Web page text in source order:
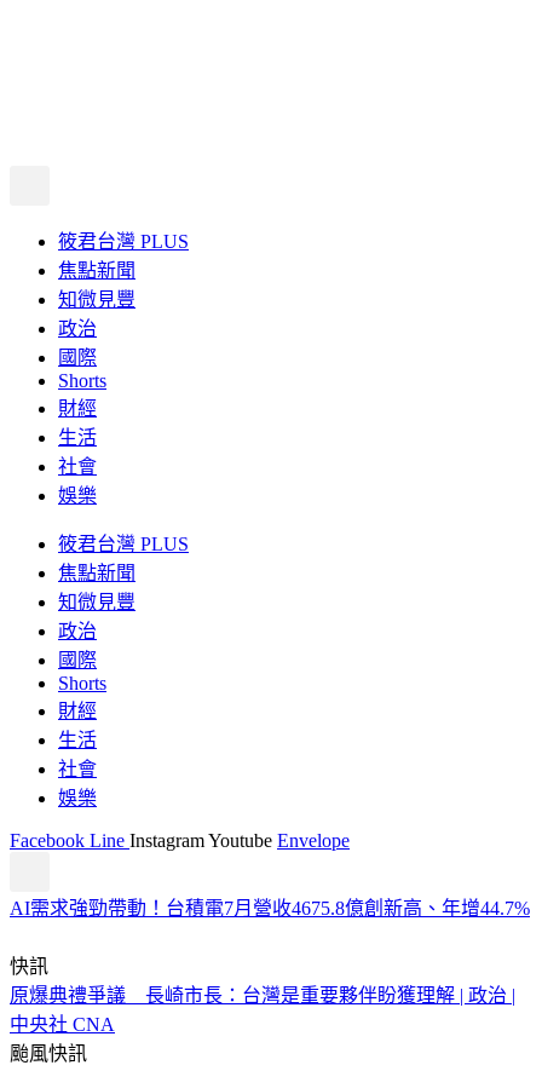
筱君台灣 PLUS
焦點新聞
知微見豐
政治
國際
Shorts
財經
生活
社會
娛樂
筱君台灣 PLUS
焦點新聞
知微見豐
政治
國際
Shorts
財經
生活
社會
娛樂
Facebook Line InstagramYoutube Envelope
AI需求強勁帶動！台積電7月營收4675.8億創新高、年增44.7%
快訊
原爆典禮爭議 長崎市長：台灣是重要夥伴盼獲理解 | 政治 |
中央社 CNA
颱風快訊